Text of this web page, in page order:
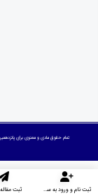
تمام حقوق مادی و معنوی برای
ثبت نام و ورود به سایت ثبت